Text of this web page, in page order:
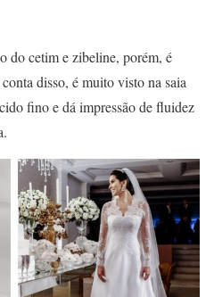
do cetim e zibeline, porém, é
disso, é muito visto na saia
fino e dá impressão de fluidez